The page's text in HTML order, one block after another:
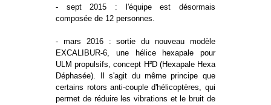
- sept 2015 : l'équipe est désormais
composée de 12 personnes.
- mars 2016 : sortie du nouveau modèle
EXCALIBUR-6, une hélice hexapale pour
ULM propulsifs, concept H²D (Hexapale Hexa
Déphasée). Il s'agit du même principe que
certains rotors anti-couple d'hélicoptères, qui
permet de réduire les vibrations et le bruit de